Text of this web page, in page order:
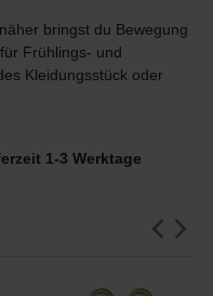
bringst du Bewegung
Frühlings- und
Kleidungsstück oder
1-3 Werktage